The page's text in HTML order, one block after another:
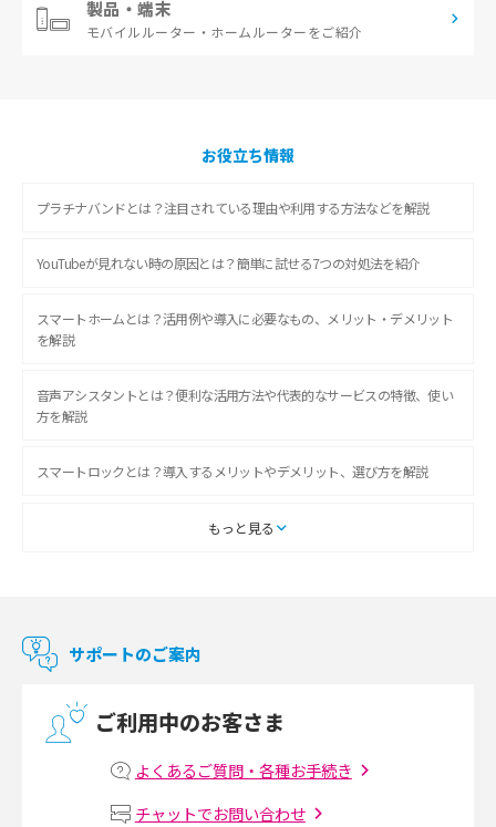
製品・端末
モバイルルーター・ ホームルーターをご紹介
お役立ち情報
プラチナバンドとは？注目されている理由や利用する方法などを解説
YouTubeが見れない時の原因とは？簡単に試せる7つの対処法を紹介
スマートホームとは？活用例や導入に必要なもの、メリット・デメリット
を解説
音声アシスタントとは？便利な活用方法や代表的なサービスの特徴、使い
方を解説
スマートロックとは？導入するメリットやデメリット、選び方を解説
スマートテレビとは？特徴や選び方、使い方をわかりやすく解説
マンションで使えるWi-Fiは？種類ごとの特徴や選び方を紹介
マンションで光回線の利用を始める手順は？設備状況の確認方法も解説
Wi-Fiルーターの設定方法をわかりやすく解説！事前に準備すべきものも紹
もっと見る
サポートのご案内
ご利用中のお客さま
よくあるご質問・各種お手続き
チャットでお問い合わせ